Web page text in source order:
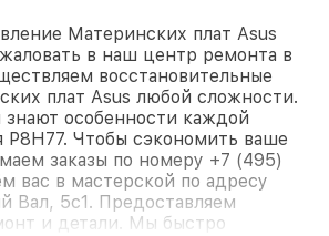
Материнских плат Asus
в наш центр ремонта в
восстановительные
плат Asus любой сложности.
особенности каждой
P8H77. Чтобы сэкономить ваше
заказы по номеру +7 (495)
вас в мастерской по адресу
Вал, 5с1. Предоставляем
и детали. Мы быстро